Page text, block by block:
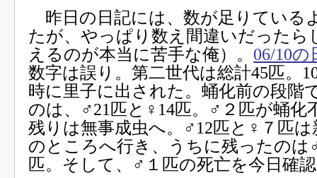
昨日の日記には、数が足りている
たが、やっぱり数え間違いだったら
えるのが本当に苦手な俺）。 06/10の
数字は誤り。第二世代は総計45匹。
時に里子に出された。蛹化前の段階
のは、♂21匹と♀14匹。♂２匹が蛹化
残りは無事成虫へ。♂12匹と♀７匹
のところへ行き、うちに残ったの
匹。そして、♂１匹の死亡を今日確